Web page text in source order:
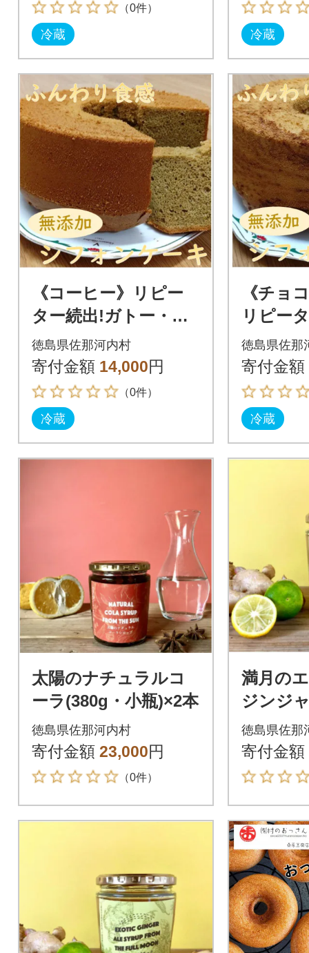
（0件）
冷蔵 冷蔵
《コーヒー》リピー
ター続出!ガトー・ア
ンジェのふわっふわ
のシフォンケーキ 1
ホール(直径約23cm)
徳島県佐那河内村
寄付金額 14,000円
（0件）
冷蔵
《チョ
リピー
っふわ
ーキ 1
23cm)
徳島県佐那
寄付金額
冷蔵
太陽のナチュラルコ
ーラ(380g・小瓶)×2本
徳島県佐那河内村
寄付金額 23,000円
（0件）
満月の
ジンジ
ップ
徳島県佐那
寄付金額